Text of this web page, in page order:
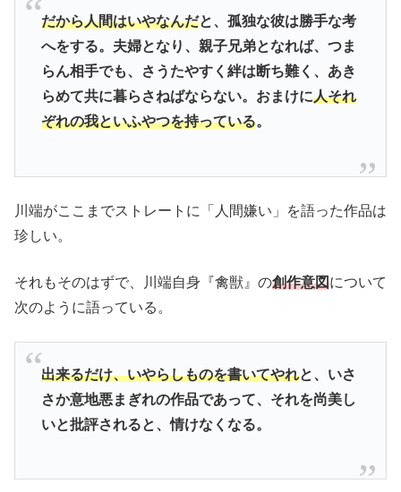
だから人間はいやなんだと、孤独な彼は勝手な考
へをする。夫婦となり、親子兄弟となれば、つま
らん相手でも、さうたやすく絆は断ち難く、あき
らめて共に暮らさねばならない。おまけに人それ
ぞれの我といふやつを持っている。
川端がここまでストレートに「人間嫌い」を語った作品は
珍しい。
それもそのはずで、川端自身『禽獣』の創作意図について
次のように語っている。
出来るだけ、いやらしものを書いてやれと、いさ
さか意地悪まぎれの作品であって、それを尚美し
いと批評されると、情けなくなる。